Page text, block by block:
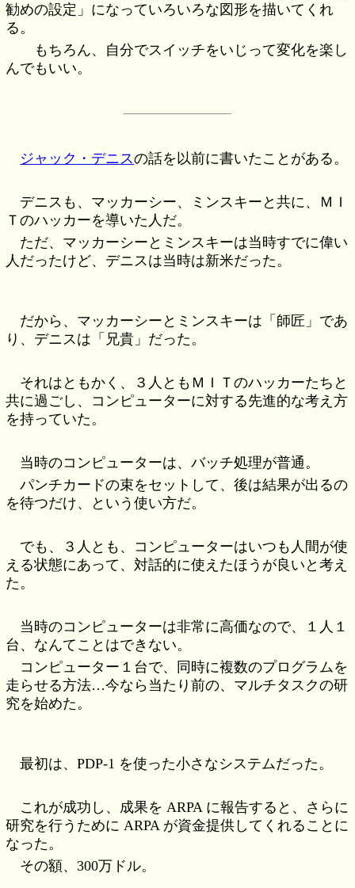
勧めの設定」になっていろいろな図形を描いてくれ
る。
もちろん、自分でスイッチをいじって変化を楽し
んでもいい。
ジャック・デニスの話を以前に書いたことがある。
デニスも、マッカーシー、ミンスキーと共に、ＭＩ
Ｔのハッカーを導いた人だ。
ただ、マッカーシーとミンスキーは当時すでに偉い
人だったけど、デニスは当時は新米だった。
だから、マッカーシーとミンスキーは「師匠」であ
り、デニスは「兄貴」だった。
それはともかく、３人ともＭＩＴのハッカーたちと
共に過ごし、コンピューターに対する先進的な考え方
を持っていた。
当時のコンピューターは、バッチ処理が普通。
パンチカードの束をセットして、後は結果が出るの
を待つだけ、という使い方だ。
でも、３人とも、コンピューターはいつも人間が使
える状態にあって、対話的に使えたほうが良いと考え
た。
当時のコンピューターは非常に高価なので、１人１
台、なんてことはできない。
コンピューター１台で、同時に複数のプログラムを
走らせる方法…今なら当たり前の、マルチタスクの研
究を始めた。
最初は、PDP-1 を使った小さなシステムだった。
これが成功し、成果を ARPA に報告すると、さらに
研究を行うために ARPA が資金提供してくれることに
なった。
その額、300万ドル。